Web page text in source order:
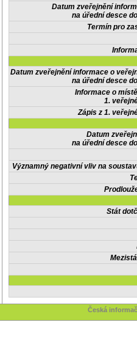
Datum zveřejnění
na úřední desce
Termín pro
Datum zveřejnění informace o
na úřední desce
Informace o
1.
Zápis z 1.
Datum
na úřední desce
Významný negativní vliv na
Stát
Česká